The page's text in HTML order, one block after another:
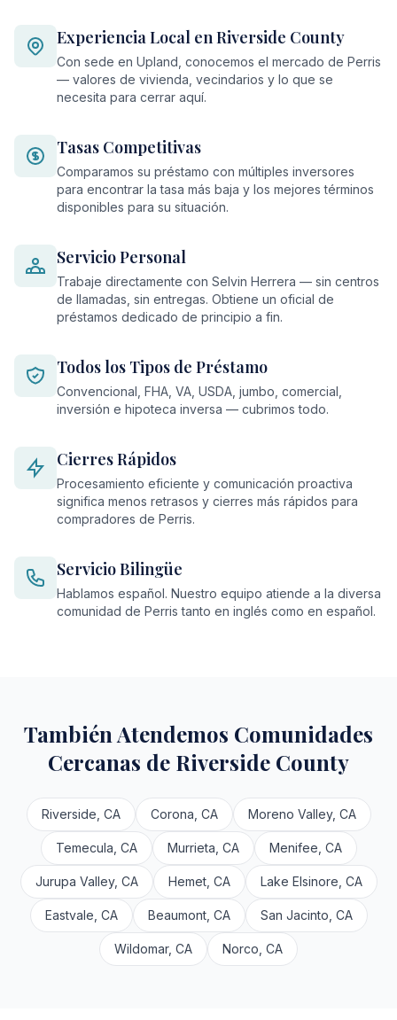
Experiencia Local en Riverside County
Con sede en Upland, conocemos el mercado de Perris
— valores de vivienda, vecindarios y lo que se
necesita para cerrar aquí.
Tasas Competitivas
Comparamos su préstamo con múltiples inversores
para encontrar la tasa más baja y los mejores términos
disponibles para su situación.
Servicio Personal
Trabaje directamente con Selvin Herrera — sin centros
de llamadas, sin entregas. Obtiene un oficial de
préstamos dedicado de principio a fin.
Todos los Tipos de Préstamo
Convencional, FHA, VA, USDA, jumbo, comercial,
inversión e hipoteca inversa — cubrimos todo.
Cierres Rápidos
Procesamiento eficiente y comunicación proactiva
significa menos retrasos y cierres más rápidos para
compradores de Perris.
Servicio Bilingüe
Hablamos español. Nuestro equipo atiende a la diversa
comunidad de Perris tanto en inglés como en español.
También Atendemos Comunidades
Cercanas de Riverside County
Riverside, CA Corona, CA Moreno Valley, CA
Temecula, CA Murrieta, CA Menifee, CA
Jurupa Valley, CA Hemet, CA Lake Elsinore, CA
Eastvale, CA Beaumont, CA San Jacinto, CA
Wildomar, CA Norco, CA